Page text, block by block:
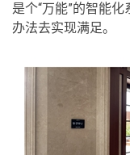
是个“万能”的智能
办法去实现满足。